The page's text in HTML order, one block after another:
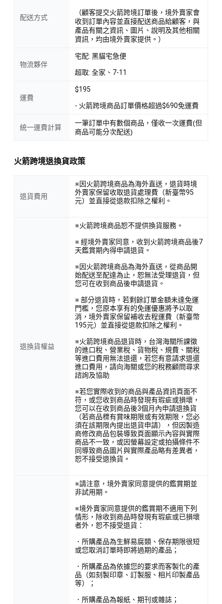
配送方式
（顧客提交火箭跨境訂單後，境外賣家會
收到訂單內容並直接配送商品給顧客，與
產品有關之資訊、圖片、說明及其他相關
資訊，均由境外賣家提供。）
物流夥伴
宅配: 黑貓宅急便
超取: 全家、7-11
運費
$195
- 火箭跨境商品訂單價格超過$690免運費
統一運費計算
一筆訂單中有數個商品，僅收一次運費(但
商品可能分次配送)
火箭跨境退換貨政策
退貨費用
※因火箭跨境商品為海外直送，退貨時境
外賣家保留收取退貨處理費（新臺幣95
元）並直接從退款扣除之權利。
退換貨權益
※火箭跨境商品恕不提供換貨服務。
※ 經境外賣家同意，收到火箭跨境商品後7
天鑑賞期內得申請退貨。
※因火箭跨境商品為海外直送，從商品開
始配送至配達為止，恕無法受理退貨，但
您可在收到商品後申請退貨。
※ 部分退貨時，若剩餘訂單金額未達免運
門檻，您原本享有的免運優惠將予以取
消，境外賣家保留補收去程運費（新臺幣
195元）並直接從退款扣除之權利。
※火箭跨境商品退貨時，台灣海關所課徵
的進口稅、營業稅、貨物稅、規費、關稅
等進口費用無法退還，若您有意請求退還
進口費用，請向海關或您的稅務顧問尋求
諮詢及協助
※若您實際收到的商品與產品資訊頁面不
符，或您收到商品時發現有瑕疵或損壞，
您可以在收到商品後3個月內申請退換貨
（若商品標有賞味期限或有效期限，您必
須在該期限內提出退貨申請），但因製造
商修改商品包裝導致頁面顯示內容與實際
商品不一致，或因螢幕設定或拍攝條件不
同導致商品圖片與實際產品略有差異者，
恕不接受退換貨。
※請注意，境外賣家同意提供的鑑賞期並
非試用期。
※境外賣家同意提供的鑑賞期不適用下列
情形，除收到商品時發現有瑕疵或已損壞
者外，恕不接受退貨：
．所購產品為生鮮易腐類、保存期限很短
或您取消訂單時即將過期的產品；
．所購產品為依據您的要求而客製化的產
品（如刻製印章、訂製服、相片印製產品
等）；
．所購產品為報紙、期刊或雜誌；